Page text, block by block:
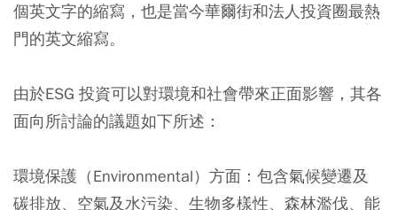
個英文字的縮寫，也是當今華爾街和法人投資圈最熱
門的英文縮寫。
由於ESG 投資可以對環境和社會帶來正面影響，其各
面向所討論的議題如下所述：
環境保護（Environmental）方面 ：包含氣候變遷及
碳排放、空氣及水污染、生物多樣性、森林濫伐、能